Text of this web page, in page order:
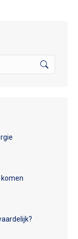
komen